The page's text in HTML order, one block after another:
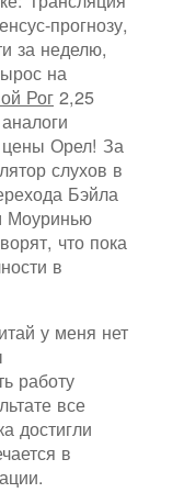
прогнозу,
за неделю,
на
Рог 2,25
цены Орел! За
слухов в
Бэйла
Моуринью
что пока
в
у меня нет
работу
все
достигли
в